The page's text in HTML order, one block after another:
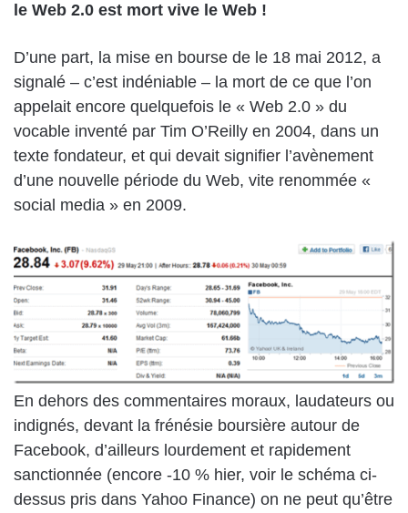
le Web 2.0 est mort vive le Web !
D’une part, la mise en bourse de le 18 mai 2012, a
signalé – c’est indéniable – la mort de ce que l’on
appelait encore quelquefois le « Web 2.0 » du
vocable inventé par Tim O’Reilly en 2004, dans un
texte fondateur, et qui devait signifier l’avènement
d’une nouvelle période du Web, vite renommée «
social media » en 2009.
En dehors des commentaires moraux, laudateurs ou
indignés, devant la frénésie boursière autour de
Facebook, d’ailleurs lourdement et rapidement
sanctionnée (encore -10 % hier, voir le schéma ci-
dessus pris dans Yahoo Finance) on ne peut qu’être